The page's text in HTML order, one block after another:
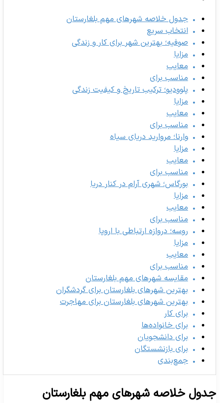
جدول خلاصه شهرهای مهم بلغارستان
انتخاب سریع
صوفیه؛ بهترین شهر برای کار و زندگی
مزایا
معایب
مناسب برای
پلوودیو؛ ترکیب تاریخ و کیفیت زندگی
مزایا
معایب
مناسب برای
وارنا؛ مروارید دریای سیاه
مزایا
معایب
مناسب برای
بورگاس؛ شهری آرام در کنار دریا
مزایا
معایب
مناسب برای
روسه؛ دروازه ارتباطی با اروپا
مزایا
معایب
مناسب برای
مقایسه شهرهای مهم بلغارستان
بهترین شهرهای بلغارستان برای گردشگران
بهترین شهرهای بلغارستان برای مهاجرت
برای کار
برای خانواده‌ها
برای دانشجویان
برای بازنشستگان
جمع‌بندی
خلاصه شهرهای مهم بلغارستان